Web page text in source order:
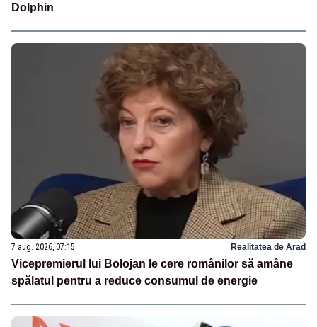
Dolphin
7 aug. 2026, 07:15 Realitatea de Arad
Vicepremierul lui Bolojan le cere românilor să amâne
spălatul pentru a reduce consumul de energie